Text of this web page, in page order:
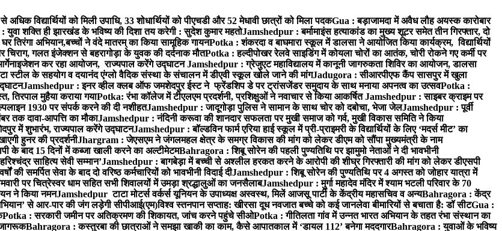
विद्यार्थियों को मिली उपाधि, 33 शोधार्थियों को पीएचडी और 52 मेधावी छात्रों को मिला पदकGua : बड़ाजामदा में अवैध लौह अयस्क कारोबार
युवा शक्ति ही झारखंड के भविष्य की दिशा तय करेगी : सुदेश कुमार महतोJamshedpur : बर्मामाइंस हत्याकांड का मुख्य शूटर समेत तीन गिरफ्तार, दो
तिरंगा अभियान,बच्चों ने वंदे मातरम् का किया सामूहिक गायनPotka : शंकरदा व बाघमारा स्कूल में डालसा ने आयोजित किया कार्यक्रम, विद्यार्थियों
गलत इंजेक्शन से बहरागोड़ा के युवक की दर्दनाक मौतPotka : हल्दीपोखर रेलवे साइडिंग में कोयला चोरों का आतंक, चोरी रोकने गए कर्मी पर
कर रहा आयोजन, राज्यपाल करेंगे उद्घाटनJamshedpur : ग्रेजुएट महाविद्यालय में कानूनी जागरुकता शिविर का आयोजन, डालसा
स्टील के सहयोग व दयानंद एंग्लो वैदिक संस्था के संचालन में डीएवी स्कूल खोले जाने की मांगJadugora : सीआरपीएफ कैंप सासपुर में खुला
Jamshedpur : इनर व्हील क्लब ऑफ जमशेदपुर ईस्ट ने फ्रेंडशिप डे पर ट्रांसजेंडर समुदाय के साथ मनाया अपनत्व का उत्सवPotka :
तिरपाल मुहैया कराया गयाPotka: रंभा कॉलेज में टीएलएम प्रदर्शनी, प्रशिक्षुओं ने नवाचार से किया आकर्षितJamshedpur : साइबर क्राइम पर
1930 पर संपर्क करने की दी नशीहतJamshedpur : जादूगोड़ा पुलिस ने सामान के साथ चोर को दबोचा, भेजा जेलJamshedpur : पूर्वी
तक दावा-आपत्ति का मौकाJamshedpur : नंदिनी करूवा की शानदार सफलता पर मुखी समाज को गर्व, मुखी विकास समिति ने किया
में शुभारंभ, राज्यपाल करेंगे उद्घाटनJamshedpur : बॉल्डविन फार्म एरिया हाई स्कूल में प्री-प्राइमरी के विद्यार्थियों के लिए ‘मदर्स मीट’ का
हुनर की प्रदर्शनीJhargram : जेएसएम ने जंगलमहल क्षेत्र के समग्र विकास की मांग को लेकर डीएम को सौंपा मुख्यमंत्री के नाम
के बाद 15 दिनों में कब्जा खाली करने का अल्टीमेटमBahragora : शिबू सोरेन की पहली पुण्यतिथि पर झामुमो नेताओं ने दी भावभीनी
साहित्य सेवी सम्मान’Jamshedpur : बागबेड़ा में बच्ची से अश्लील हरकत करने के आरोपी की शीघ्र गिरफ्तारी की मांग को लेकर डीएसपी
समर्पित सेवा के बाद दो वरिष्ठ कर्मचारियों को भावभीनी विदाई दीJamshedpur : शिबू सोरेन की पुण्यतिथि पर 4 अगस्त को जोहार यात्रा में
पर चित्रेस्वर धाम सहित सभी शिवालयों में उमड़ा श्रद्धालुओं का जनसैलाबJamshedpur : मुर्गा महादेव मंदिर में श्याम भटली परिवार के 70
ने किया नमनJamshedpur टाटा मोटर्स वर्कर्स यूनियन के उपाध्यक्ष अस्वस्थ, मिलें आजसू पार्टी के केंद्रीय महासचिव व अन्यBahragora : केंद्र
से आर-पार की जंग लड़ेगी सीपीआई(एम)विश्व स्तनपान सप्ताह: खीरसा दूध नवजात बच्चे को कई जानलेवा बीमारियों से बचाता है: डॉ सीटGua :
Potka : सरकारी जमीन पर अतिक्रमण की शिकायत, जांच करने पहुंचे सीओPotka : गीतिलता गांव में उन्नत भारत अभियान के तहत रंभा संस्थान का
जागरूकBahragora : कस्तुरबा की छात्राओं ने समझा खाकी का काम, कैसे आपातकाल में ‘डायल 112’ बनेगा मददगारBahragora : युवाओं के भविष्य